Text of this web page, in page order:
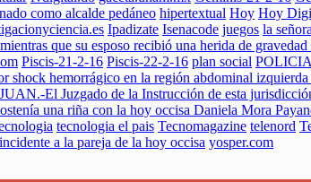
como alcalde pedáneo hipertextual Hoy Hoy
Ipadizate Isenacode juegos la
mientras que su esposo recibió una herida de
Piscis-21-2-16 Piscis-22-2-16 plan social POLICIA
shock hemorrágico en la región abdominal
El Juzgado de la Instrucción de esta
una riña con la hoy occisa Daniela Mora
tecnologia el pais Tecnomagazine telenord
a la pareja de la hoy occisa yosper.com